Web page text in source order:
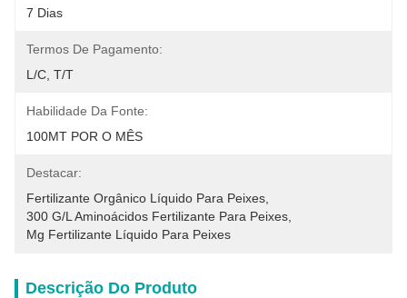
7 Dias
Termos De Pagamento:
L/C, T/T
Habilidade Da Fonte:
100MT POR O MÊS
Destacar:
Fertilizante Orgânico Líquido Para Peixes
300 G/l Aminoácidos Fertilizante Para Peixes
Mg Fertilizante Líquido Para Peixes
Descrição Do Produto